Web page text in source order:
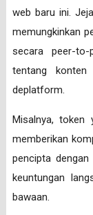
web baru ini.
memungkinkan
secara peer-
tentang
deplatform.
Misalnya, token
memberikan
pencipta
keuntungan
bawaan.